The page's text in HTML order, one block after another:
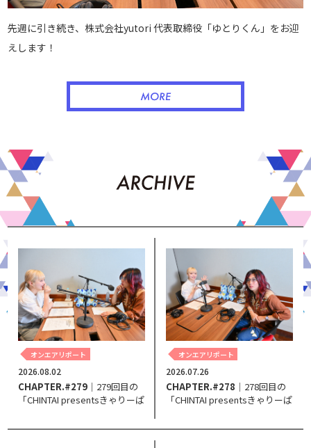
先週に引き続き、株式会社yutori 代表取締役「ゆとりくん」をお迎
えします！
オンエアリポート
2026.08.02
CHAPTER.#279 ｜279回目の
「CHINTAI presentsきゃりーぱ
Your Heart～」。
オンエアリポート
2026.07.26
CHAPTER.#278 ｜278回目の
「CHINTAI presentsきゃりーぱ
Your Heart～」。